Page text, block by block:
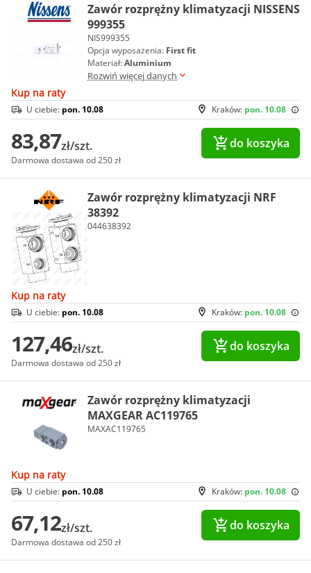
Zawór rozprężny klimatyzacji NISSENS
999355
NIS999355
Opcja wyposażenia: First fit
Materiał:Aluminium
Rozwiń więcej danych
Kup na raty
Kraków: pon. 10.08
U ciebie: pon. 10.08
83,87zł/szt.
Darmowa dostawa od 250 zł
do koszyka
Zawór rozprężny klimatyzacji NRF
38392
044638392
Kup na raty
Kraków: pon. 10.08
U ciebie: pon. 10.08
127,46zł/szt.
Darmowa dostawa od 250 zł
do koszyka
Zawór rozprężny klimatyzacji
MAXGEAR AC119765
MAXAC119765
Kup na raty
Kraków: pon. 10.08
U ciebie: pon. 10.08
67,12zł/szt.
Darmowa dostawa od 250 zł
do koszyka